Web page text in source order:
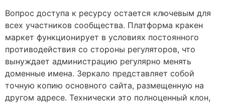
Вопрос доступа к ресурсу остается ключевым для
всех участников сообщества. Платформа кракен
маркет функционирует в условиях постоянного
противодействия со стороны регуляторов, что
вынуждает администрацию регулярно менять
доменные имена. Зеркало представляет собой
точную копию основного сайта, размещенную на
другом адресе. Технически это полноценный клон,